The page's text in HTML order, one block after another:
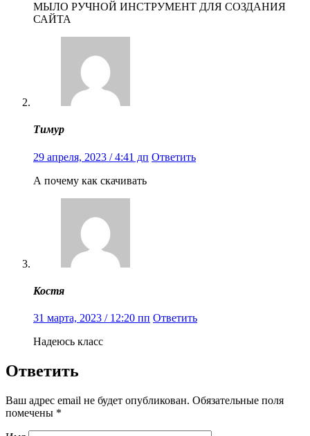
МЫЛО РУЧНОЙ ИНСТРУМЕНТ ДЛЯ СОЗДАНИЯ
САЙТА
Тимур
29 апреля, 2023 / 4:41 дп Ответить
А почему как скачивать
Костя
31 марта, 2023 / 12:20 пп Ответить
Надеюсь класс
Ответить
Ваш адрес email не будет опубликован. Обязательные поля
помечены *